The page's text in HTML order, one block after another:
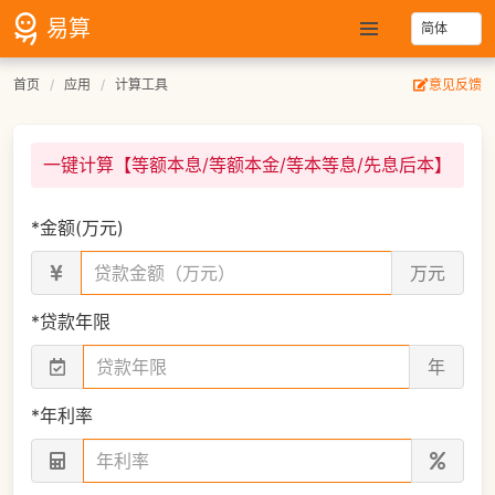
易算
首页 应用 计算工具 意见反馈
一键计算【等额本息/等额本金/等本等息/先息后本】
*金额(万元)
万元
*贷款年限
年
*年利率